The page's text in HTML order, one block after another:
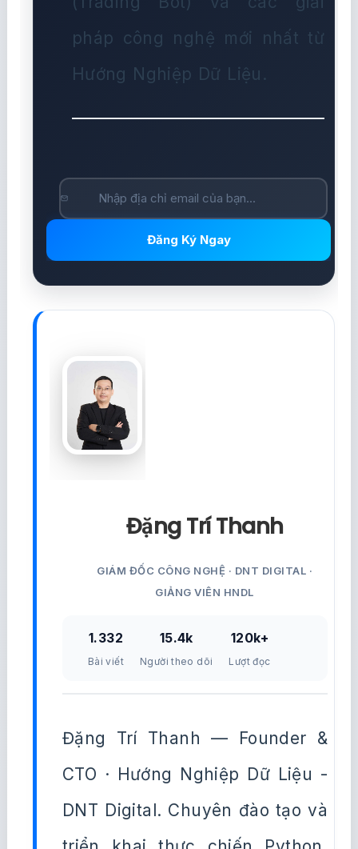
pháp công nghệ mới nhất từ
Hướng Nghiệp Dữ Liệu.
Đăng Ký Ngay
Đặng Trí Thanh
GIÁM ĐỐC CÔNG NGHỆ · DNT DIGITAL ·
GIẢNG VIÊN HNDL
1.332
Bài viết
15.4k
Người theo dõi
120k+
Lượt đọc
Đặng Trí Thanh — Founder &
CTO · Hướng Nghiệp Dữ Liệu -
DNT Digital. Chuyên đào tạo và